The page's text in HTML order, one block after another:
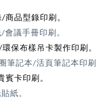
/商品型錄印刷。
/會議手冊印刷。
環保布樣吊卡製作印刷。
筆記本/活頁筆記本印刷
賓卡印刷。
紙。